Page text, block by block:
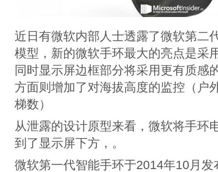
近日有微软内部人士透露了微软第二
模型，新的微软手环最大的亮点是采
同时显示屏边框部分将采用更有质感
方面则增加了对海拔高度的监控（户
梯数）
从泄露的设计原型来看，微软将手环
到了显示屏下方，。
微软第一代智能手环于2014年10月发